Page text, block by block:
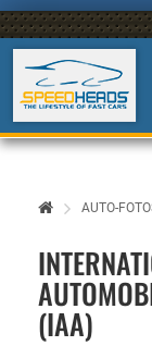
AUTO-
(IAA)